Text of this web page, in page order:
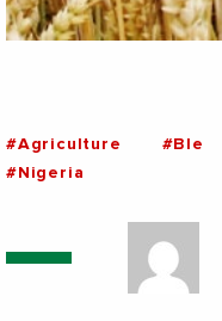
#Agriculture #Ble
#Nigeria